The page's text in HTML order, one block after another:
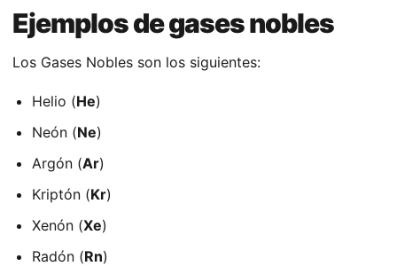
Ejemplos de gases nobles
Los Gases Nobles son los siguientes:
Helio (He)
Neón (Ne)
Argón (Ar)
Kriptón (Kr)
Xenón (Xe)
Radón (Rn)